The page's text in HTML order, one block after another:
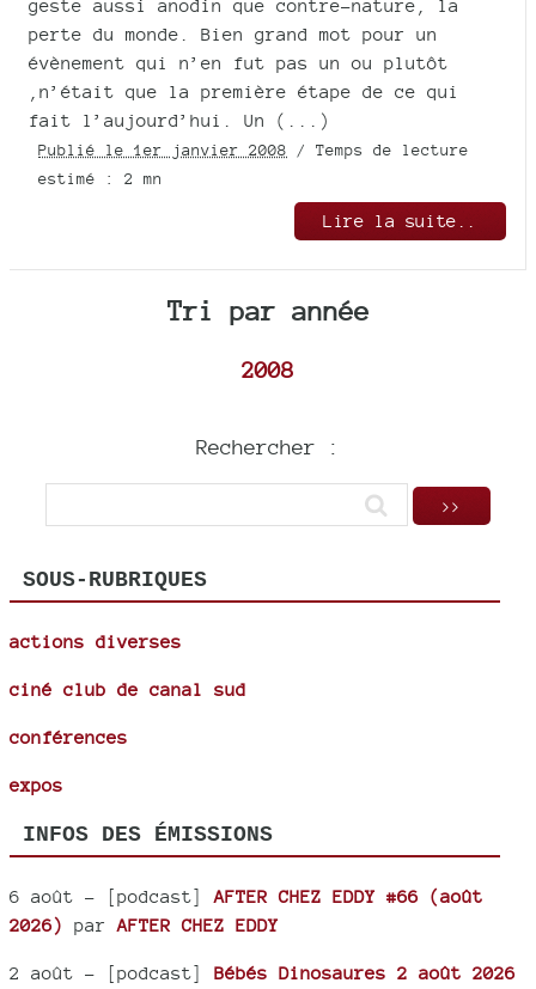
geste aussi anodin que contre-nature, la
perte du monde. Bien grand mot pour un
évènement qui n’en fut pas un ou plutôt
,n’était que la première étape de ce qui
fait l’aujourd’hui. Un (...)
Publié le 1er janvier 2008 / Temps de lecture
estimé : 2 mn
Lire la suite..
Tri par année
2008
Rechercher :
SOUS-RUBRIQUES
actions diverses
ciné club de canal sud
conférences
expos
INFOS DES ÉMISSIONS
6 août - [podcast] AFTER CHEZ EDDY #66 (août
2026)
par AFTER CHEZ EDDY
2 août - [podcast] Bébés Dinosaures 2 août 2026